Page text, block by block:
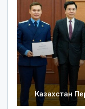
Казахстан